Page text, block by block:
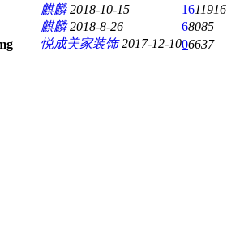
麒麟 2018-10-15 1611916
麒麟 2018-8-26 68085
悦成美家装饰 2017-12-1006637